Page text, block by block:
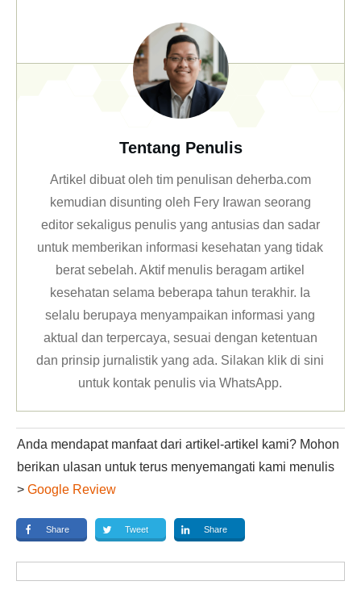
Tentang Penulis
Artikel dibuat oleh tim penulisan deherba.com
kemudian disunting oleh Fery Irawan seorang
editor sekaligus penulis yang antusias dan sadar
untuk memberikan informasi kesehatan yang tidak
berat sebelah. Aktif menulis beragam artikel
kesehatan selama beberapa tahun terakhir. Ia
selalu berupaya menyampaikan informasi yang
aktual dan terpercaya, sesuai dengan ketentuan
dan prinsip jurnalistik yang ada. Silakan klikdi sini
untuk kontak penulis via WhatsApp.
Anda mendapat manfaat dari artikel-artikel kami? Mohon
berikan ulasan untuk terus menyemangati kami menulis
> Google Review
Share Tweet Share